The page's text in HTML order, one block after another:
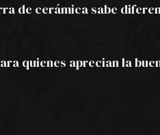
de cerámica sabe
quienes aprecian la